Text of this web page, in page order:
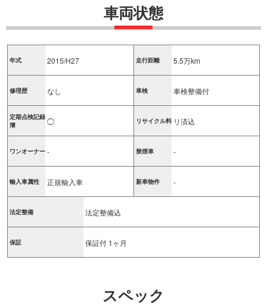
車両状態
年式 2015/H27 走行距離 5.5万km
修理歴 なし 車検 車検整備付
定期点検記録
簿
◯ リサイクル料 リ済込
ワンオーナー - 禁煙車 -
輸入車属性 正規輸入車 新車物件 -
法定整備 法定整備込
保証 保証付 1ヶ月
スペック